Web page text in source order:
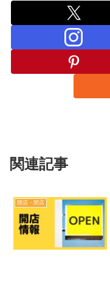
関連記事
開店・閉店